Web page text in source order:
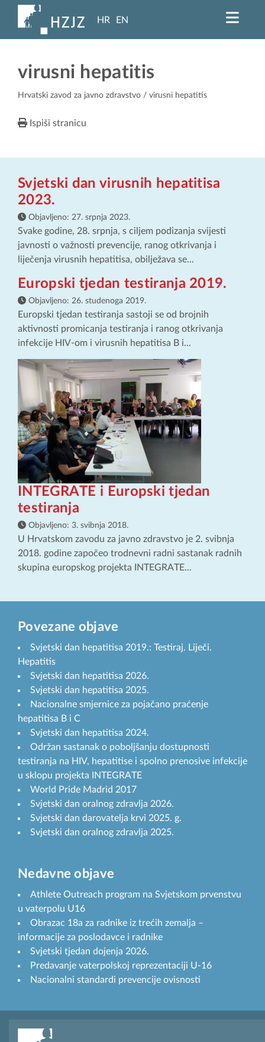
HR EN
virusni hepatitis
Hrvatski zavod za javno zdravstvo / virusni hepatitis
Ispiši stranicu
Svjetski dan virusnih hepatitisa
2023.
Objavljeno: 27. srpnja 2023.
Svake godine, 28. srpnja, s ciljem podizanja svijesti
javnosti o važnosti prevencije, ranog otkrivanja i
liječenja virusnih hepatitisa, obilježava se...
Europski tjedan testiranja 2019.
Objavljeno: 26. studenoga 2019.
Europski tjedan testiranja sastoji se od brojnih
aktivnosti promicanja testiranja i ranog otkrivanja
infekcije HIV-om i virusnih hepatitisa B i...
INTEGRATE i Europski tjedan
testiranja
Objavljeno: 3. svibnja 2018.
U Hrvatskom zavodu za javno zdravstvo je 2. svibnja
2018. godine započeo trodnevni radni sastanak radnih
skupina europskog projekta INTEGRATE...
Povezane objave
Svjetski dan hepatitisa 2019.: Testiraj. Liječi.
Hepatitis
Svjetski dan hepatitisa 2026.
Svjetski dan hepatitisa 2025.
Nacionalne smjernice za pojačano praćenje
hepatitisa B i C
Svjetski dan hepatitisa 2024.
Održan sastanak o poboljšanju dostupnosti
testiranja na HIV, hepatitise i spolno prenosive infekcije
u sklopu projekta INTEGRATE
World Pride Madrid 2017
Svjetski dan oralnog zdravlja 2026.
Svjetski dan darovatelja krvi 2025. g.
Svjetski dan oralnog zdravlja 2025.
Nedavne objave
Athlete Outreach program na Svjetskom prvenstvu
u vaterpolu U16
Obrazac 18a za radnike iz trećih zemalja –
informacije za poslodavce i radnike
Svjetski tjedan dojenja 2026.
Predavanje vaterpolskoj reprezentaciji U-16
Nacionalni standardi prevencije ovisnosti